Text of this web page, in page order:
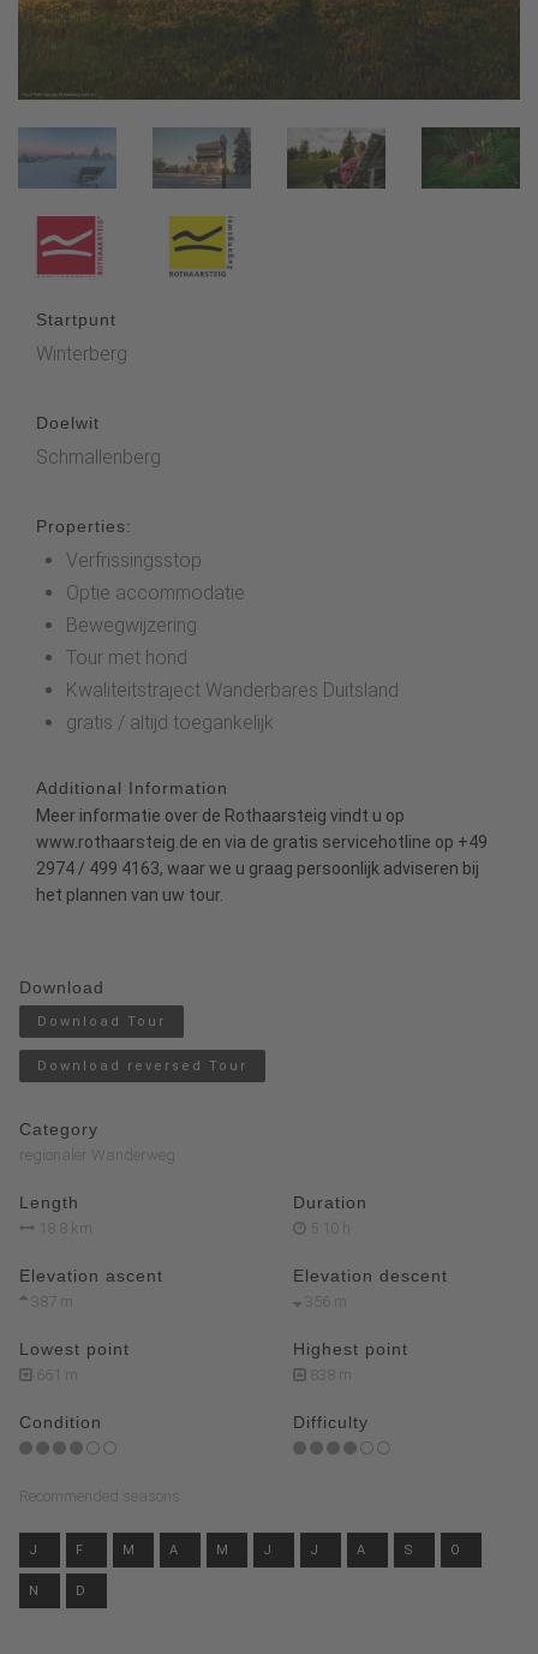
Startpunt
Winterberg
Doelwit
Schmallenberg
Properties:
Verfrissingsstop
Optie accommodatie
Bewegwijzering
Tour met hond
Kwaliteitstraject Wanderbares Duitsland
gratis / altijd toegankelijk
Additional Information
Meer informatie over de Rothaarsteig vindt u op
www.rothaarsteig.de en via de gratis servicehotline op +49
2974 / 499 4163, waar we u graag persoonlijk adviseren bij
het plannen van uw tour.
Download
Download Tour
Download reversed Tour
Category
regionaler Wanderweg
Length
18.8 km
Duration
5:10 h
Elevation ascent
387 m
Elevation descent
356 m
Lowest point
661 m
Highest point
838 m
Condition Difficulty
Recommended seasons
J F M A M J J A S O
N D